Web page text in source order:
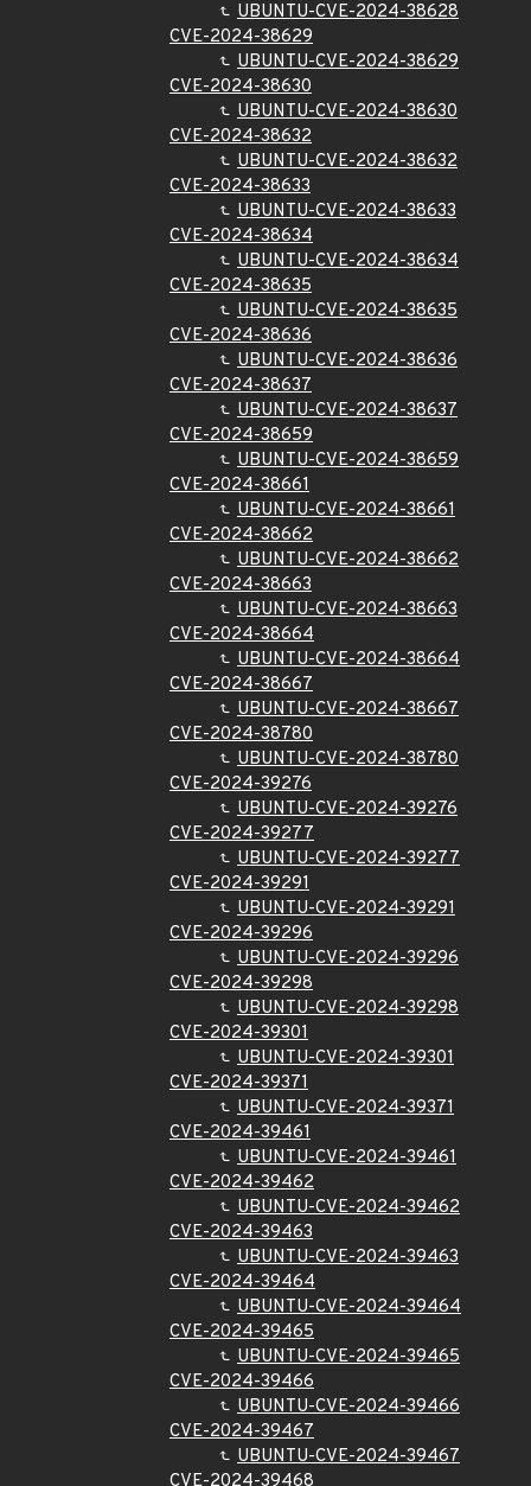
UBUNTU-CVE-2024-38628
CVE-2024-38629
UBUNTU-CVE-2024-38629
CVE-2024-38630
UBUNTU-CVE-2024-38630
CVE-2024-38632
UBUNTU-CVE-2024-38632
CVE-2024-38633
UBUNTU-CVE-2024-38633
CVE-2024-38634
UBUNTU-CVE-2024-38634
CVE-2024-38635
UBUNTU-CVE-2024-38635
CVE-2024-38636
UBUNTU-CVE-2024-38636
CVE-2024-38637
UBUNTU-CVE-2024-38637
CVE-2024-38659
UBUNTU-CVE-2024-38659
CVE-2024-38661
UBUNTU-CVE-2024-38661
CVE-2024-38662
UBUNTU-CVE-2024-38662
CVE-2024-38663
UBUNTU-CVE-2024-38663
CVE-2024-38664
UBUNTU-CVE-2024-38664
CVE-2024-38667
UBUNTU-CVE-2024-38667
CVE-2024-38780
UBUNTU-CVE-2024-38780
CVE-2024-39276
UBUNTU-CVE-2024-39276
CVE-2024-39277
UBUNTU-CVE-2024-39277
CVE-2024-39291
UBUNTU-CVE-2024-39291
CVE-2024-39296
UBUNTU-CVE-2024-39296
CVE-2024-39298
UBUNTU-CVE-2024-39298
CVE-2024-39301
UBUNTU-CVE-2024-39301
CVE-2024-39371
UBUNTU-CVE-2024-39371
CVE-2024-39461
UBUNTU-CVE-2024-39461
CVE-2024-39462
UBUNTU-CVE-2024-39462
CVE-2024-39463
UBUNTU-CVE-2024-39463
CVE-2024-39464
UBUNTU-CVE-2024-39464
CVE-2024-39465
UBUNTU-CVE-2024-39465
CVE-2024-39466
UBUNTU-CVE-2024-39466
CVE-2024-39467
UBUNTU-CVE-2024-39467